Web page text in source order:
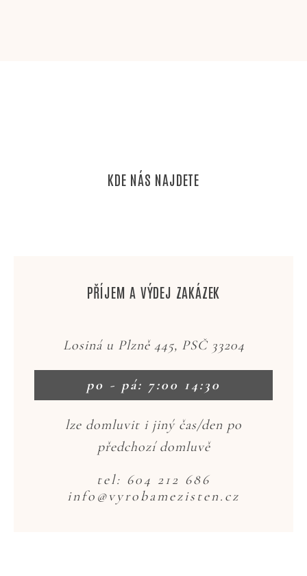
KDE NÁS NAJDETE
PŘÍJEM A VÝDEJ ZAKÁZEK
Losiná u Plzně 445, PSČ 33204
po - pá: 7:00 14:30
lze domluvit i jiný čas/den po
předchozí domluvě
tel: 604 212 686
info@vyrobamezisten.cz